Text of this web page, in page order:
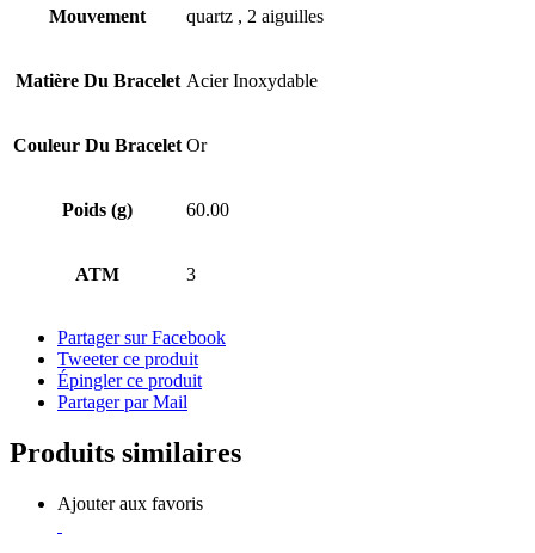
Mouvement quartz , 2 aiguilles
Matière Du Bracelet Acier Inoxydable
Couleur Du Bracelet Or
Poids (g) 60.00
ATM 3
Partager sur Facebook
Tweeter ce produit
Épingler ce produit
Partager par Mail
Produits similaires
Ajouter aux favoris